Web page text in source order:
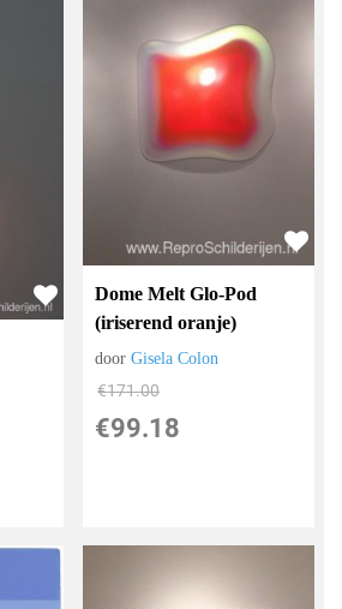
Dome Melt Glo-Pod
(iriserend oranje)
doorGisela Colon
€171.00
€99.18